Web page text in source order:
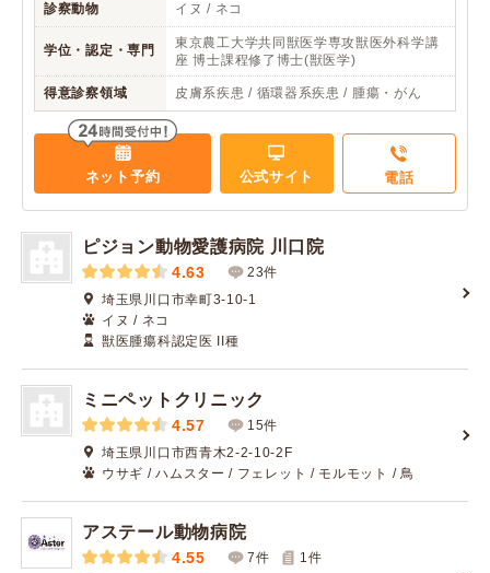
診察動物 イヌ / ネコ
学位・認定・専門
東京農工大学共同獣医学専攻獣医外科学講
座 博士課程修了博士(獣医学)
得意診察領域 皮膚系疾患 / 循環器系疾患 / 腫瘍・がん
ネット予約 公式サイト 電話
ピジョン動物愛護病院 川口院
4.63
23件
埼玉県川口市幸町3-10-1
イヌ / ネコ
獣医腫瘍科認定医 II種
ミニペットクリニック
4.57
15件
埼玉県川口市西青木2-2-10-2F
ウサギ / ハムスター / フェレット / モルモット / 鳥
アステール動物病院
4.55 7件 1 件